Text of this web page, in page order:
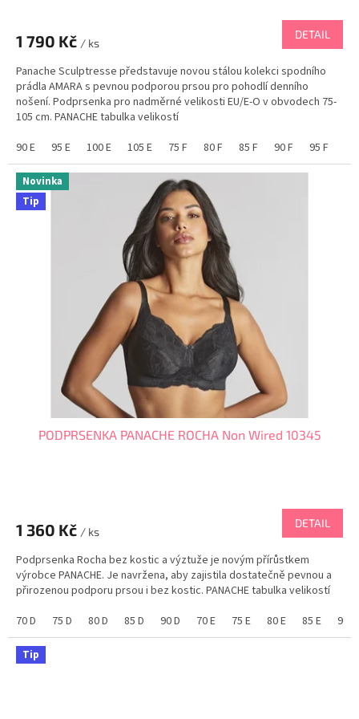
1 790 Kč / ks
DETAIL
Panache Sculptresse představuje novou stálou kolekci spodního
prádla AMARA s pevnou podporou prsou pro pohodlí denního
nošení. Podprsenka pro nadměrné velikosti EU/E-O v obvodech 75-
105 cm. PANACHE tabulka velikostí
90 E
95 E 100 E 105 E 75 F 80 F 85 F 90 F 95 F
Novinka
Tip
PODPRSENKA PANACHE ROCHA Non Wired 10345
1 360 Kč / ks
DETAIL
Podprsenka Rocha bez kostic a výztuže je novým přírůstkem
výrobce PANACHE. Je navržena, aby zajistila dostatečně pevnou a
přirozenou podporu prsou i bez kostic. PANACHE tabulka velikostí
70 D
75 D 80 D 85 D 90 D 70 E 75 E 80 E 85 E 90 E
Tip